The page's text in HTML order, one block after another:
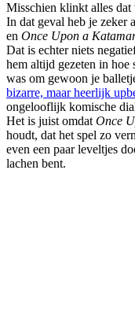
Misschien klinkt alles dat
In dat geval heb je zeker
en Once Upon a
Dat is echter niets
hem altijd gezeten in hoe
was om gewoon je
bizarre, maar heerlijk
ongelooflijk komische
Het is juist omdatOnce
houdt, dat het spel zo
even een paar leveltjes
lachen bent.